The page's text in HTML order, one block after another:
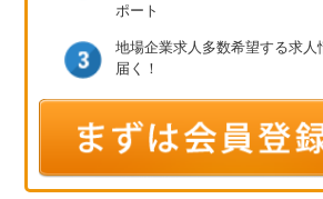
ポート
地場企業求人多数希望する求人
届く！